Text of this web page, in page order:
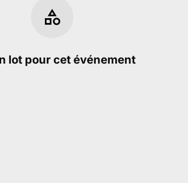
lot pour cet événement